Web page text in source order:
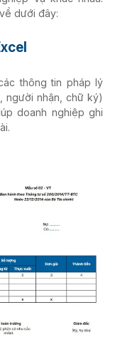
dưới đây:
thông tin pháp lý
người nhận, chữ ký)
doanh nghiệp ghi